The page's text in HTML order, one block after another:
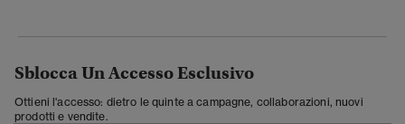
Sblocca Un Accesso Esclusivo
Ottieni l'accesso: dietro le quinte a campagne, collaborazioni, nuovi
prodotti e vendite.